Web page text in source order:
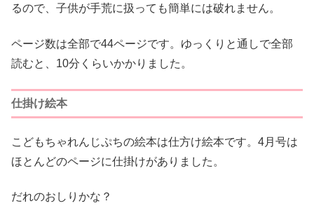
るので、子供が手荒に扱っても簡単には破れません。
ページ数は全部で44ページです。ゆっくりと通しで全部
読むと、10分くらいかかりました。
仕掛け絵本
こどもちゃれんじぷちの絵本は仕方け絵本です。4月号は
ほとんどのページに仕掛けがありました。
だれのおしりかな？